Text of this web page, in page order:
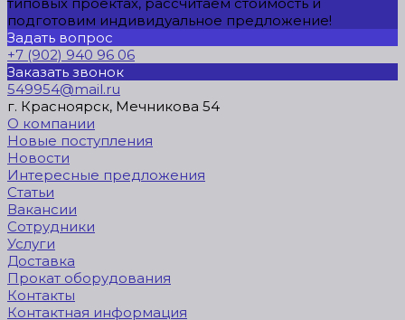
подготовим индивидуальное предложение!
Задать вопрос
+7 (902) 940 96 06
Заказать звонок
549954@mail.ru
г. Красноярск, Мечникова 54
О компании
Новые поступления
Новости
Интересные предложения
Статьи
Вакансии
Сотрудники
Услуги
Доставка
Прокат оборудования
Контакты
Контактная информация